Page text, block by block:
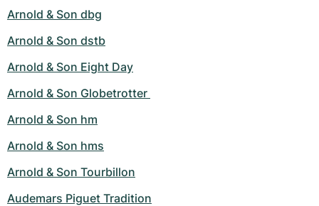
Arnold & Son dbg
Arnold & Son dstb
Arnold & Son Eight Day
Arnold & Son Globetrotter
Arnold & Son hm
Arnold & Son hms
Arnold & Son Tourbillon
Audemars Piguet Tradition